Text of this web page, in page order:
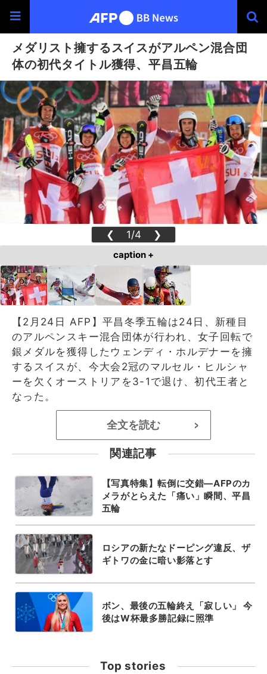
メダリスト擁するスイスがアルペン混合団
体の初代タイトル獲得、平昌五輪
❮ 1/4 ❯
caption +
【2月24日 AFP】平昌冬季五輪は24日、新種目
のアルペンスキー混合団体が行われ、女子回転で
銀メダルを獲得したウェンディ・ホルデナーを擁
するスイスが、今大会2冠のマルセル・ヒルシャ
ーを欠くオーストリアを3-1で退け、初代王者と
なった。
全文を読む >
関連記事
【写真特集】転倒に交錯―AFPのカ
メラがとらえた「痛い」瞬間、平昌
五輪
ロシアの新たなドーピング違反、ザ
ギトワの金に暗い影落とす
ボン、最後の五輪終え「寂しい」 今
後はW杯最多勝記録に照準
Top stories